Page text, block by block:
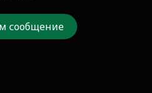
сообщение